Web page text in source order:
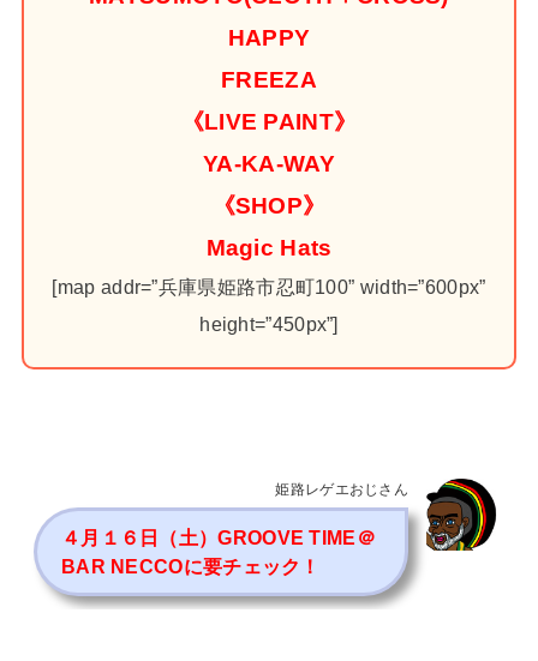
HAPPY
FREEZA
《LIVE PAINT》
YA-KA-WAY
《SHOP》
Magic Hats
[map addr=”兵庫県姫路市忍町100” width=”600px”
height=”450px”]
姫路レゲエおじさん
４月１６日（土）GROOVE TIME＠
BAR NECCOに要チェック！